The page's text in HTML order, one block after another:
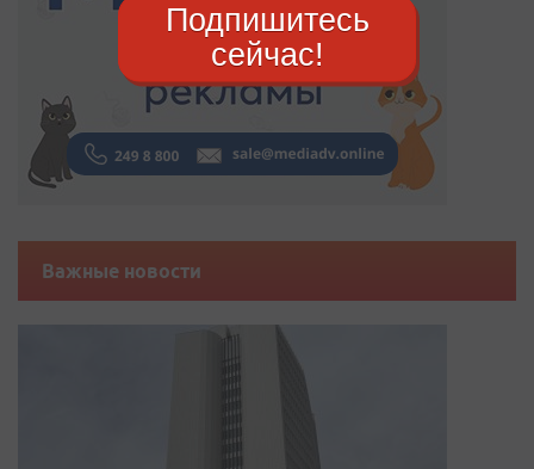
Важные новости
Подпишитесь
сейчас!